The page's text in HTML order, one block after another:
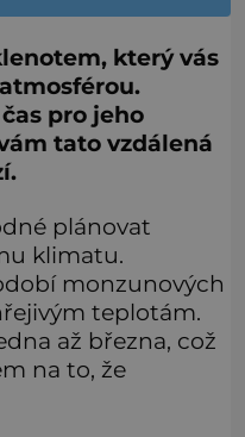
který vás
pro jeho
tato vzdálená
plánovat
klimatu.
monzunových
teplotám.
až března, což
na to, že